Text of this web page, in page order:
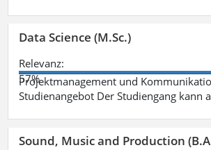
Data Science (M.Sc.)
Relevanz:
57%
Projektmanagement und
Studienangebot Der Studiengang
Sound, Music and Production